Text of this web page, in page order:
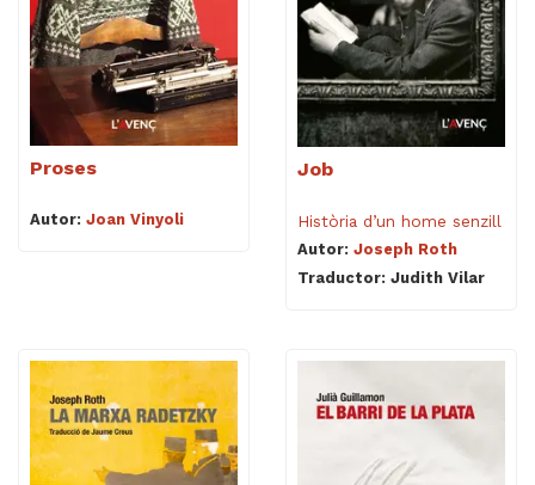
Proses
Autor: Joan Vinyoli
Job
Història d’un home senzill
Autor: Joseph Roth
Traductor: Judith Vilar